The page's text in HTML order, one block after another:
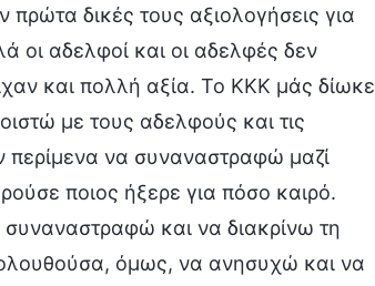
δικές τους αξιολογήσεις για
οι αδελφοί και οι αδελφές δεν
και πολλή αξία. Το ΚΚΚ μάς δίωκε
με τους αδελφούς και τις
περίμενα να συναναστραφώ μαζί
ποιος ήξερε για πόσο καιρό.
και να διακρίνω τη
όμως, να ανησυχώ και να